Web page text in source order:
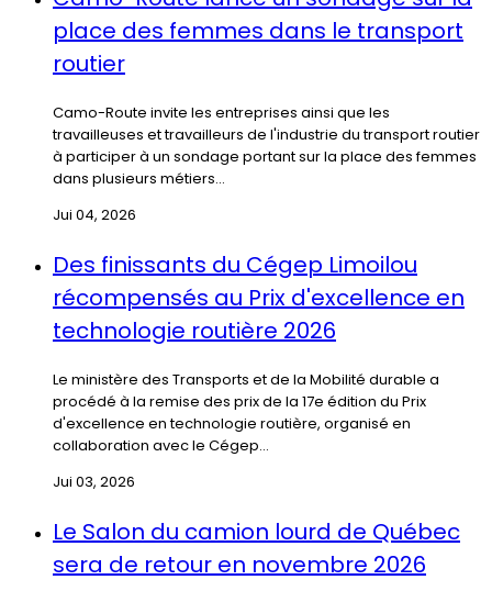
place des femmes dans le transport
routier
Camo-Route invite les entreprises ainsi que les
travailleuses et travailleurs de l'industrie du transport routier
à participer à un sondage portant sur la place des femmes
dans plusieurs métiers...
Jui 04, 2026
Des finissants du Cégep Limoilou
récompensés au Prix d'excellence en
technologie routière 2026
Le ministère des Transports et de la Mobilité durable a
procédé à la remise des prix de la 17e édition du Prix
d'excellence en technologie routière, organisé en
collaboration avec le Cégep...
Jui 03, 2026
Le Salon du camion lourd de Québec
sera de retour en novembre 2026